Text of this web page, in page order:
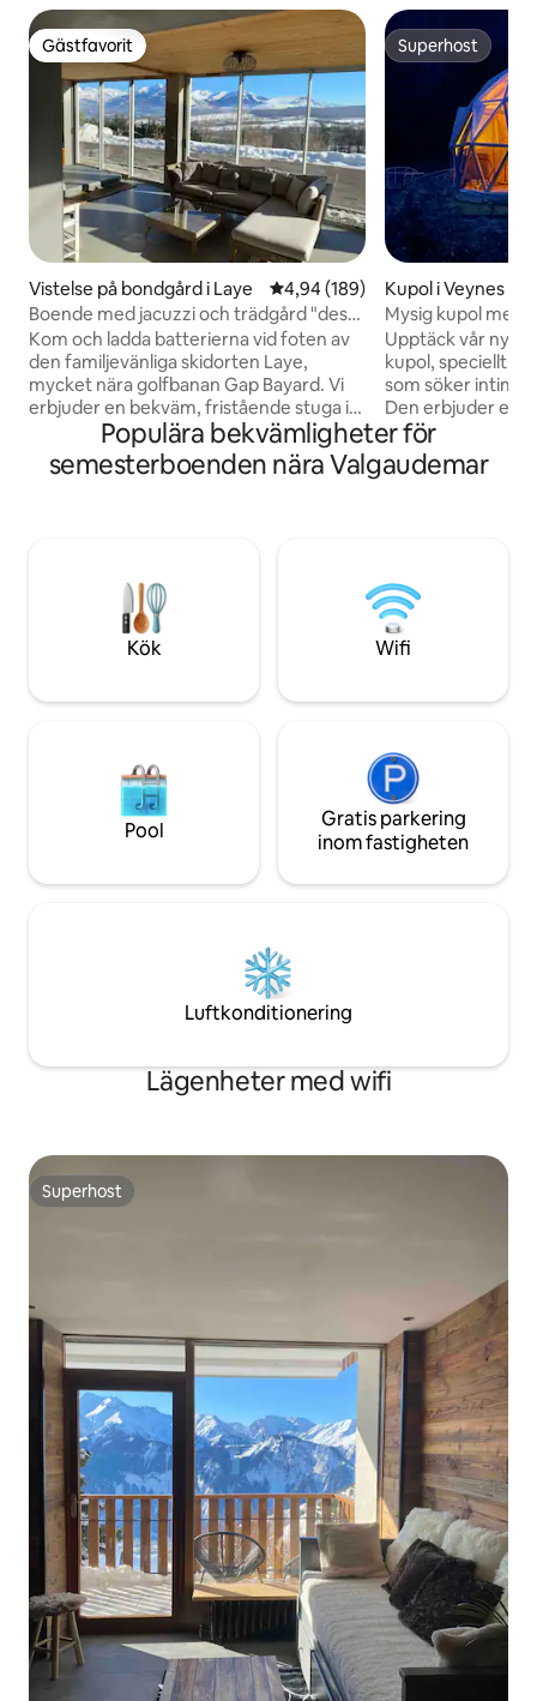
Gästfavorit
Gästfavorit
Vistelse på bondgård i Laye 4,94 av 5 i genomsnittligt
4,94 (189)
Boende med jacuzzi och trädgård "des
grands prés"
Kom och ladda batterierna vid foten av
den familjevänliga skidorten Laye,
mycket nära golfbanan Gap Bayard. Vi
erbjuder en bekväm, fristående stuga i
en våning på nästan 90 m², med
bubbelpool och magnifik utsikt över
Champsaur-dalen. Gîten har 2 sovrum
med en skuggad terrass, en grön yta,
lekar för barn och parkeringsplatser.
Superhost
Superhost
Kupol i Veynes
Mysig kupol med
Upptäck vår nya
kupol, speciellt
som söker
Den erbjuder en
speciella stunder.
halvtransparent
stjärnljuset kan
måltider att njuta
Populära bekvämligheter för
semesterboenden nära Valgaudemar
Kök Wifi
Pool
Gratis parkering
inom fastigheten
Luftkonditionering
Lägenheter med wifi
Superhost
Superhost